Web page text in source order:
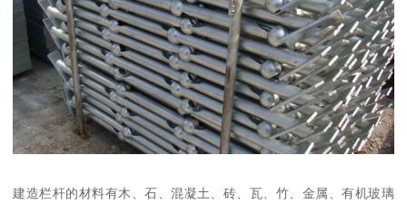
建造栏杆的材料有木、石、混凝土、砖、瓦、竹、金属、有机玻璃